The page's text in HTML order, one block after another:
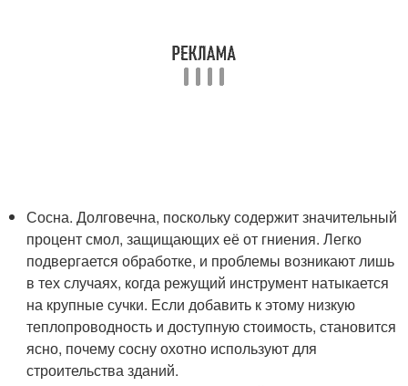
Сосна. Долговечна, поскольку содержит значительный
процент смол, защищающих её от гниения. Легко
подвергается обработке, и проблемы возникают лишь
в тех случаях, когда режущий инструмент натыкается
на крупные сучки. Если добавить к этому низкую
теплопроводность и доступную стоимость, становится
ясно, почему сосну охотно используют для
строительства зданий.